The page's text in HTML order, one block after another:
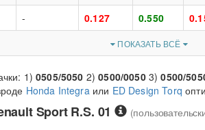
- 0.127 0.550
ПОКАЗАТЬ ВСЁ
1)0505/5050 2)0500/00503)0500/
Honda Integraили ED Design Torq
Sport R.S. 01